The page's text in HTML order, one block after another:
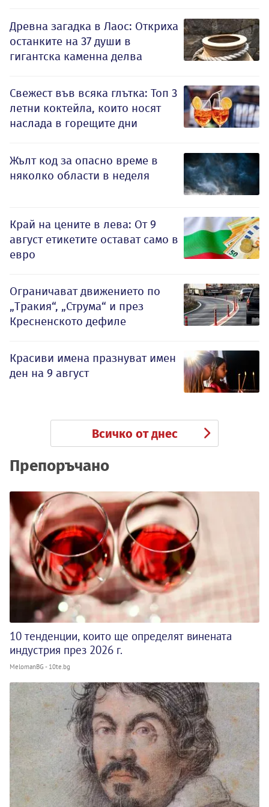
Древна загадка в Лаос: Откриха
останките на 37 души в
гигантска каменна делва
Свежест във всяка глътка: Топ 3
летни коктейла, които носят
наслада в горещите дни
Жълт код за опасно време в
няколко области в неделя
Край на цените в лева: От 9
август етикетите остават само в
евро
Ограничават движението по
„Тракия“, „Струма“ и през
Кресненското дефиле
Красиви имена празнуват имен
ден на 9 август
Всичко от днес
Препоръчано
10 тенденции, които ще определят винената
индустрия през 2026 г.
MelomanBG - 10te.bg